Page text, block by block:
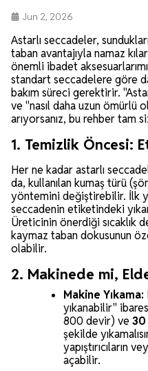
Jun 2, 2026
Astarlı seccadeler,
taban avantajıyla namaz
önemli ibadet
standart seccadelere göre
bakım süreci gerektirir.
ve "nasıl daha uzun ömürlü
arıyorsanız, bu rehber tam
1. Temizlik Öncesi:
Her ne kadar astarlı
da, kullanılan kumaş türü
yöntemini değiştirebilir. İlk
seccadenin etiketindeki
Üreticinin önerdiği sıcaklık
kaymaz taban dokusunun
olabilir.
2. Makinede mi,
Makine Yıkama:
yıkanabilir"
800 devir) ve
şekilde
yapıştırıcıların
açabilir.